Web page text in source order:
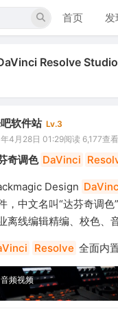
首页 发
Resolve Studio
软件站 Lv.3
4月28日 01:29阅读 6,177查
奇调色 DaVinci
Design
，中文名叫“达芬奇调色”
离线编辑精编、校色、
Resolve 全面内
音频视频